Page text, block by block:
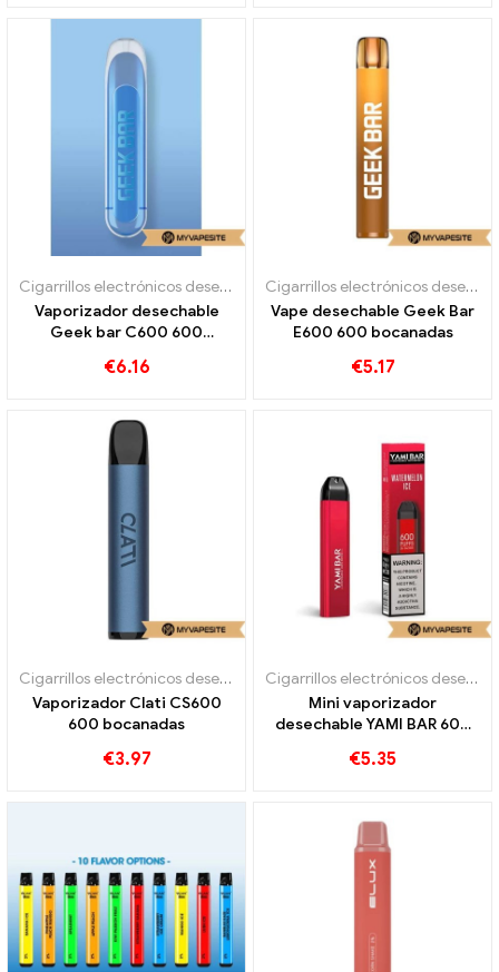
Cigarrillos electrónicos desechables
Vaporizador desechable
Geek bar C600 600
€6.16
Cigarrillos electrónicos desechables
Vape desechable Geek Bar
E600 600 bocanadas
€5.17
Cigarrillos electrónicos desechables
Vaporizador Clati CS600
600 bocanadas
€3.97
Cigarrillos electrónicos desechables
Mini vaporizador
desechable YAMI BAR 600
€5.35